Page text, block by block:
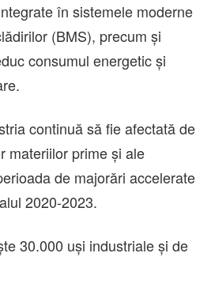
în sistemele moderne
(BMS), precum și
consumul energetic și
continuă să fie afectată de
materiilor prime și ale
de majorări accelerate
2020-2023.
30.000 uși industriale și de